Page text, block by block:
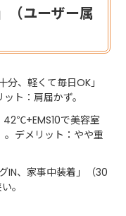
（ユーザー属
、軽くて毎日OK」
ト：肩届かず。
42℃+EMS10で美容室
デメリット：やや重
IN、家事中装着」（30
。